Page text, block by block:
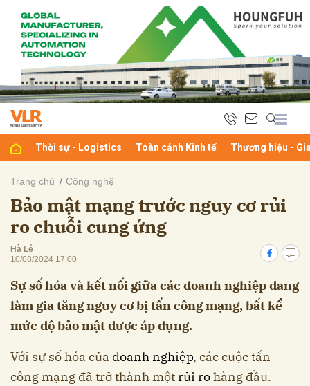
Thời sự - Logistics Toàn cảnh Kinh tế Thương hiệu -
Trang chủ Công nghệ
Bảo mật mạng trước nguy cơ rủi
ro chuỗi cung ứng
Hà Lê
10/08/2024 17:00
Sự số hóa và kết nối giữa các doanh nghiệp đang
làm gia tăng nguy cơ bị tấn công mạng, bất kể
mức độ bảo mật được áp dụng.
Với sự số hóa của doanh nghiệp, các cuộc tấn
công mạng đã trở thành mộtrủi rohàng đầu.
luận
Hủy